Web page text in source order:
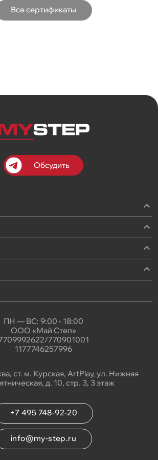
Все сертификаты
Обсудить
ПН — ВС: 9:00 - 18:00
ООО «Май Степ»
770901001
1177746257996
ст. м. Курская, ArtPlay, ул. Нижняя
д. 10, стр. 3, 3 этаж
+7 495 748-92-20
info@my-step.ru